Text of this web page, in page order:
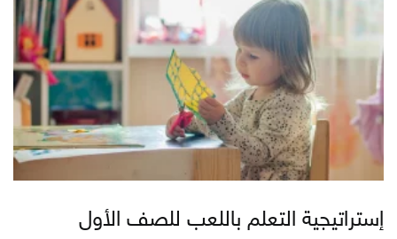
إستراتيجية التعلم باللعب للصف الأول